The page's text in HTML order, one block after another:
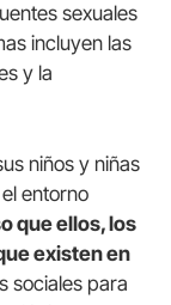
sexuales
incluyen las
y la
niños y niñas
entorno
que ellos, los
existen en
sociales para